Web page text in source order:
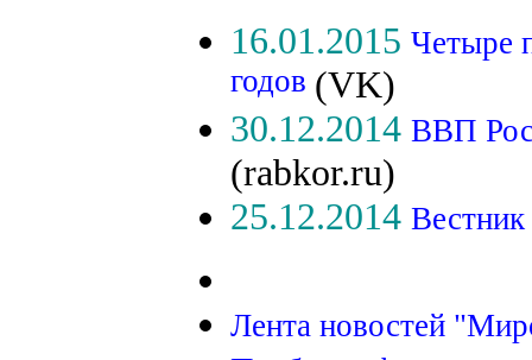
16.01.2015 Четыре
годов (VK)
30.12.2014 ВВП
(rabkor.ru)
25.12.2014
Лента новостей